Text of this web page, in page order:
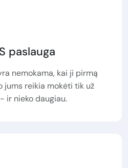
paslauga
nemokama, kai ji pirmą
jums reikia mokėti tik už
ir nieko daugiau.